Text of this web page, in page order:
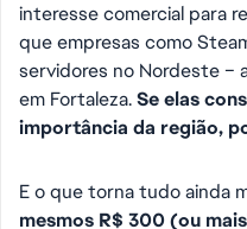
interesse comercial para
que empresas como
servidores no Nordeste –
em Fortaleza.Se elas
importância da região,
E o que torna tudo ainda
mesmos R$ 300 (ou